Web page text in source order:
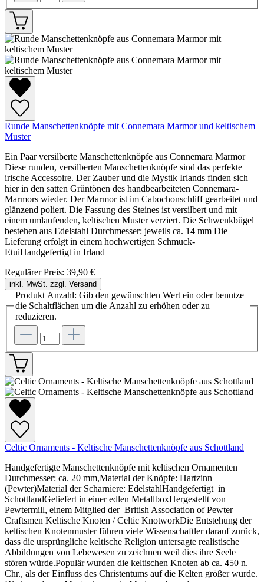
Runde Manschettenknöpfe mit Connemara Marmor und keltischem
Muster
Ein Paar versilberte Manschettenknöpfe aus Connemara Marmor
Diese runden, versilberten Manschettenknöpfe sind das perfekte
irische Accessoire. Der Zauber und die Mystik Irlands finden sich
hier in den satten Grüntönen des handbearbeiteten Connemara-
Marmors wieder. Der Marmor ist im Cabochonschliff gearbeitet und
glänzend poliert. Die Fassung des Steines ist versilbert und mit
einem umlaufenden, keltischen Muster verziert. Die Schwenkbügel
bestehen aus Edelstahl Durchmesser: jeweils ca. 14 mm Die
Lieferung erfolgt in einem hochwertigen Schmuck-
EtuiHandgefertigt in Irland
Regulärer Preis: 39,90 €
inkl. MwSt. zzgl. Versand
Produkt Anzahl: Gib den gewünschten Wert ein oder benutze
die Schaltflächen um die Anzahl zu erhöhen oder zu
reduzieren.
Celtic Ornaments - Keltische Manschettenknöpfe aus Schottland
Handgefertigte Manschettenknöpfe mit keltischen Ornamenten
Durchmesser: ca. 20 mm,Material der Knöpfe: Hartzinn
(Pewter)Material der Scharniere: EdelstahlHandgefertigt in
SchottlandGeliefert in einer edlen MetallboxHergestellt von
Pewtermill, einem Mitglied der British Association of Pewter
Craftsmen Keltische Knoten / Celtic KnotworkDie Entstehung der
keltischen Knotenmuster führen viele Wissenschaftler darauf zurück,
dass die ursprüngliche keltische Religion untersagte realistische
Abbildungen von Lebewesen zu zeichnen weil dies ihre Seele
stören würde.Populär wurden die keltischen Knoten ab ca. 450 n.
Chr., als der Einfluss des Christentums auf die Kelten größer wurde.